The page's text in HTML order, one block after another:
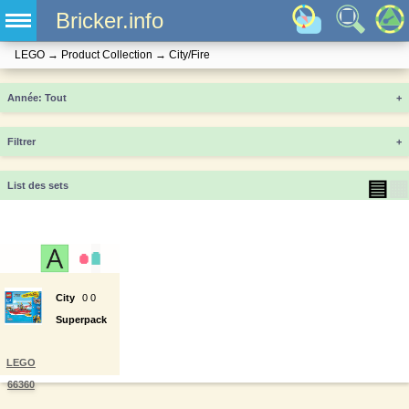
Bricker.info
LEGO → Product Collection → City/Fire
Année +
Filtrer +
List des sets ▤
LEGO
66360
City
Superpack
00